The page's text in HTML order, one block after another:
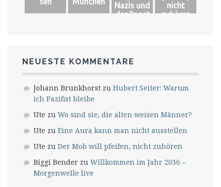
Nazis und
der Papst
nicht
zuhören
NEUESTE KOMMENTARE
Johann Brunkhorst zu Hubert Seiter: Warum
ich Pazifist bleibe
Ute zu Wo sind sie, die alten weisen Männer?
Ute zu Eine Aura kann man nicht ausstellen
Ute zu Der Mob will pfeifen, nicht zuhören
Biggi Bender zu Willkommen im Jahr 2036 –
Morgenwelle live